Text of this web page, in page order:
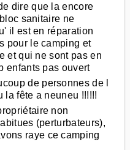
dire que la encore
sanitaire ne
il est en réparation
pour le camping et
et qui ne sont pas en
enfants pas ouvert
de personnes de l
la fête a neuneu !!!!!!
non
(perturbateurs),
raye ce camping